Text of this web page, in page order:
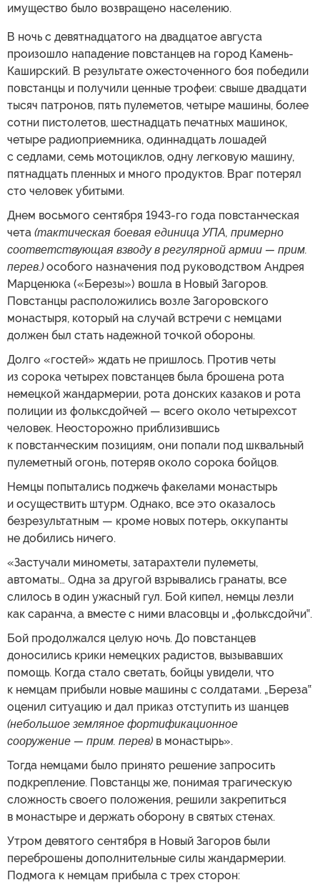
имущество было возвращено населению.
В ночь с девятнадцатого на двадцатое августа
произошло нападение повстанцев на город Камень-
Каширский. В результате ожесточенного боя победили
повстанцы и получили ценные трофеи: свыше двадцати
тысяч патронов, пять пулеметов, четыре машины, более
сотни пистолетов, шестнадцать печатных машинок,
четыре радиоприемника, одиннадцать лошадей
с седлами, семь мотоциклов, одну легковую машину,
пятнадцать пленных и много продуктов. Враг потерял
сто человек убитыми.
Днем восьмого сентября 1943-го года повстанческая
чета (тактическая боевая единица УПА, примерно
соответствующая взводу в регулярной армии — прим.
перев.) особого назначения под руководством Андрея
Марценюка («Березы») вошла в Новый Загоров.
Повстанцы расположились возле Загоровского
монастыря, который на случай встречи с немцами
должен был стать надежной точкой обороны.
Долго «гостей» ждать не пришлось. Против четы
из сорока четырех повстанцев была брошена рота
немецкой жандармерии, рота донских казаков и рота
полиции из фольксдойчей — всего около четырехсот
человек. Неосторожно приблизившись
к повстанческим позициям, они попали под шквальный
пулеметный огонь, потеряв около сорока бойцов.
Немцы попытались поджечь факелами монастырь
и осуществить штурм. Однако, все это оказалось
безрезультатным — кроме новых потерь, оккупанты
не добились ничего.
«Застучали минометы, затарахтели пулеметы,
автоматы… Одна за другой взрывались гранаты, все
слилось в один ужасный гул. Бой кипел, немцы лезли
как саранча, а вместе с ними власовцы и „фольксдойчи‟.
Бой продолжался целую ночь. До повстанцев
доносились крики немецких радистов, вызывавших
помощь. Когда стало светать, бойцы увидели, что
к немцам прибыли новые машины с солдатами. „Береза‟
оценил ситуацию и дал приказ отступить из шанцев
(небольшое земляное фортификационное
сооружение — прим. перев) в монастырь».
Тогда немцами было принято решение запросить
подкрепление. Повстанцы же, понимая трагическую
сложность своего положения, решили закрепиться
в монастыре и держать оборону в святых стенах.
Утром девятого сентября в Новый Загоров были
переброшены дополнительные силы жандармерии.
Подмога к немцам прибыла с трех сторон: